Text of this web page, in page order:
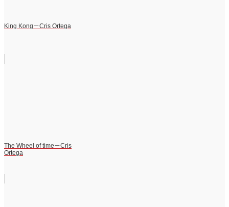
King Kong－Cris Ortega
The Wheel of time－Cris
Ortega